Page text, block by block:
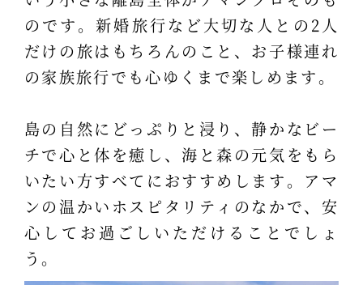
のです。新婚旅行など大切な人との2人
だけの旅はもちろんのこと、お子様連れ
の家族旅行でも心ゆくまで楽しめます。
島の自然にどっぷりと浸り、静かなビー
チで心と体を癒し、海と森の元気をもら
いたい方すべてにおすすめします。アマ
ンの温かいホスピタリティのなかで、安
心してお過ごしいただけることでしょ
う。